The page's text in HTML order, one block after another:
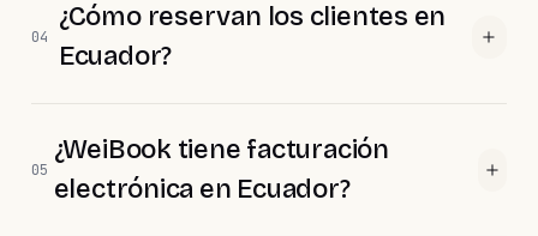
04
¿Cómo reservan los clientes en
Ecuador?
05
¿WeiBook tiene facturación
electrónica en Ecuador?